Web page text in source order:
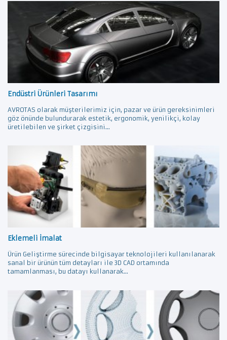
Endüstri Ürünleri Tasarımı
AVROTAS olarak müşterilerimiz için, pazar ve ürün gereksinimleri
göz önünde bulundurarak estetik, ergonomik, yenilikçi, kolay
üretilebilen ve şirket çizgisini...
Eklemeli İmalat
Ürün Geliştirme sürecinde bilgisayar teknolojileri kullanılanarak
sanal bir ürünün tüm detayları ile 3D CAD ortamında
tamamlanması, bu datayı kullanarak...